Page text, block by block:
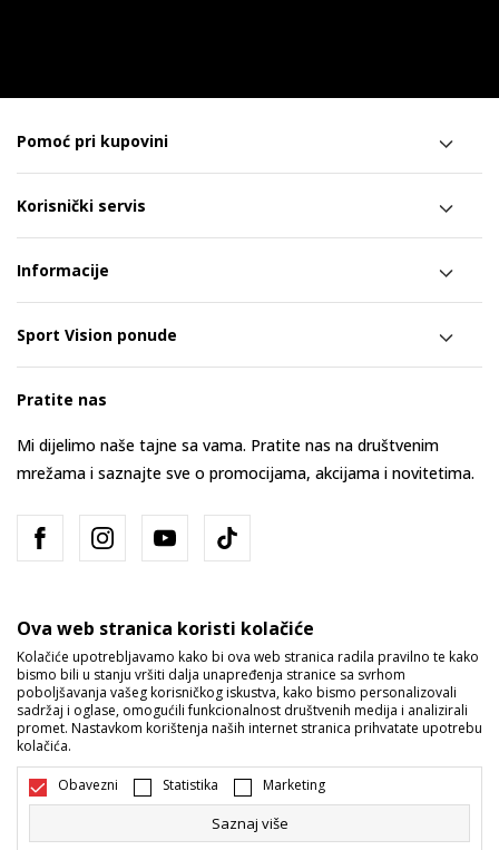
Pomoć pri kupovini
Korisnički servis
Informacije
Sport Vision ponude
Pratite nas
Mi dijelimo naše tajne sa vama. Pratite nas na društvenim
mrežama i saznajte sve o promocijama, akcijama i novitetima.
Bosna i Hercegovina Promijenite
Nastojimo da budemo što precizniji u opisu proizvoda, prikazu slika i
Ova web stranica koristi kolačiće
Kolačiće upotrebljavamo kako bi ova web stranica radila pravilno te kako
bismo bili u stanju vršiti dalja unapređenja stranice sa svrhom
poboljšavanja vašeg korisničkog iskustva, kako bismo personalizovali
sadržaj i oglase, omogućili funkcionalnost društvenih medija i analizirali
promet. Nastavkom korištenja naših internet stranica prihvatate upotrebu
kolačića.
Obavezni Statistika Marketing
Saznaj više